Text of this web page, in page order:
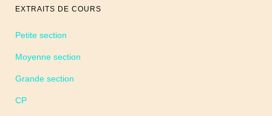
EXTRAITS DE COURS
Petite section
Moyenne section
Grande section
CP